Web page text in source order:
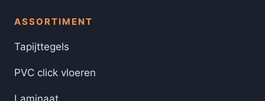
ASSORTIMENT
Tapijttegels
PVC click vloeren
Laminaat